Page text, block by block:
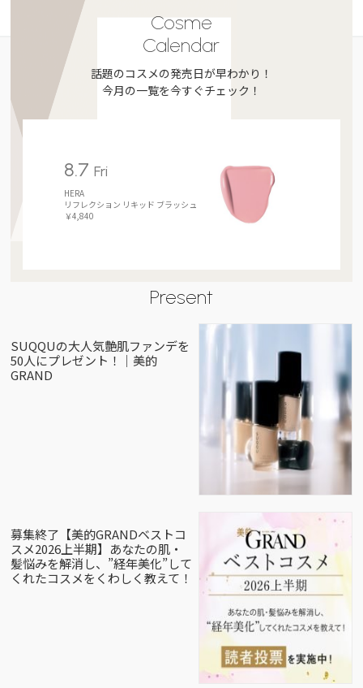
Cosme
Calendar
話題のコスメの発売日が早わかり！
今月の一覧を今すぐチェック！
8.7Fri
HERA
リフレクション リキッド ブラッシュ
￥4,840
Present
SUQQUの大人気艶肌ファンデを
50人にプレゼント！｜美的
GRAND
募集終了【美的GRANDベストコ
スメ2026上半期】あなたの肌・
髪悩みを解消し、”経年美化”して
くれたコスメをくわしく教えて！